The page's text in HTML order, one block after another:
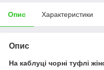
Опис Характеристики
Опис
На каблуці чорні туфлі